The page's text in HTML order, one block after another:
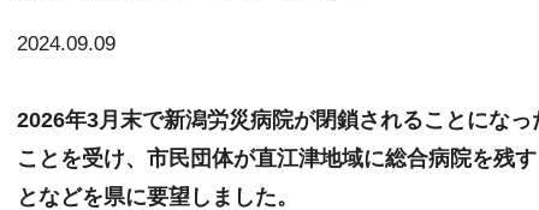
2024.09.09
2026年3月末で新潟労災病院が閉鎖されることになっ
ことを受け、市民団体が直江津地域に総合病院を残
となどを県に要望しました。